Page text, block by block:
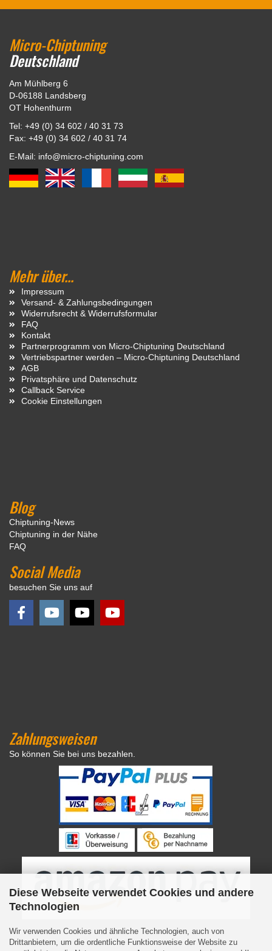
Diese Webseite verwendet Cookies und andere
Technologien
Wir verwenden Cookies und ähnliche Technologien, auch von
Drittanbietern, um die ordentliche Funktionsweise der Website zu
Micro-Chiptuning
Deutschland
Am Mühlberg 6
D-06188 Landsberg
OT Hohenthurm
Tel: +49 (0) 34 602 / 40 31 73
Fax: +49 (0) 34 602 / 40 31 74
E-Mail: info@micro-chiptuning.com
Mehr über...
Impressum
Versand- & Zahlungsbedingungen
Widerrufsrecht & Widerrufsformular
FAQ
Kontakt
Partnerprogramm von Micro-Chiptuning Deutschland
Vertriebspartner werden – Micro-Chiptuning Deutschland
AGB
Privatsphäre und Datenschutz
Callback Service
Cookie Einstellungen
Blog
Chiptuning-News
Chiptuning in der Nähe
FAQ
Social Media
besuchen Sie uns auf
Zahlungsweisen
So können Sie bei uns bezahlen.